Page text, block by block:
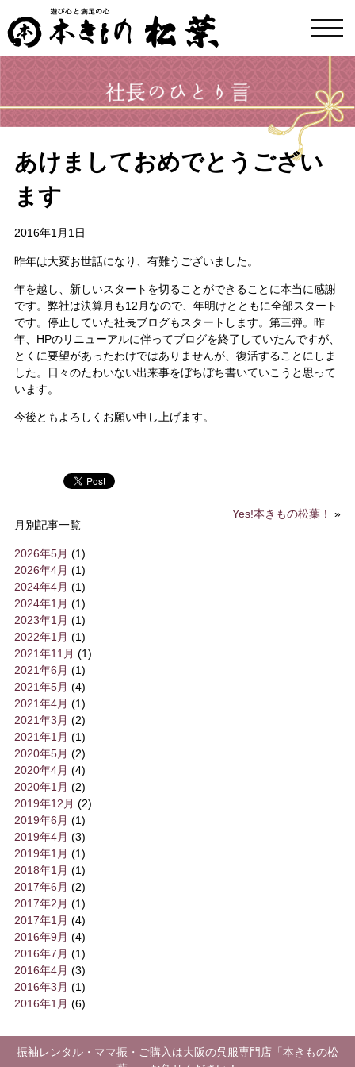
あけましておめでとうござい
ます
2016年1月1日
昨年は大変お世話になり、有難うございました。
年を越し、新しいスタートを切ることができることに本当に感謝
です。弊社は決算月も12月なので、年明けとともに全部スタート
です。停止していた社長ブログもスタートします。第三弾。昨
年、HPのリニューアルに伴ってブログを終了していたんですが、
とくに要望があったわけではありませんが、復活することにしま
した。日々のたわいない出来事をぼちぼち書いていこうと思って
います。
今後ともよろしくお願い申し上げます。
Yes!本きもの松葉！
»
月別記事一覧
2026年5月 (1)
2026年4月 (1)
2024年4月 (1)
2024年1月 (1)
2023年1月 (1)
2022年1月 (1)
2021年11月 (1)
2021年6月 (1)
2021年5月 (4)
2021年4月 (1)
2021年3月 (2)
2021年1月 (1)
2020年5月 (2)
2020年4月 (4)
2020年1月 (2)
2019年12月 (2)
2019年6月 (1)
2019年4月 (3)
2019年1月 (1)
2018年1月 (1)
2017年6月 (2)
2017年2月 (1)
2017年1月 (4)
2016年9月 (4)
2016年7月 (1)
2016年4月 (3)
2016年3月 (1)
2016年1月 (6)
振袖レンタル・ママ振・ご購入は大阪の呉服専門店「本きもの松